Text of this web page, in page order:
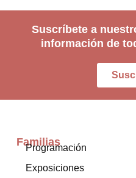
Suscríbete a
información de
Familias
Programación
Exposiciones